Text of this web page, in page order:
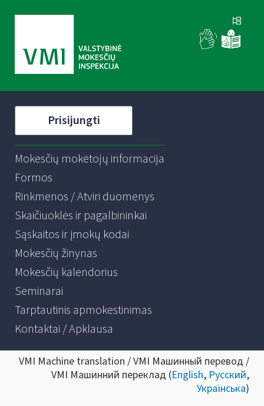
Prisijungti
Mokesčių mokėtojų informacija
Formos
Rinkmenos / Atviri duomenys
Skaičiuoklės ir pagalbininkai
Sąskaitos ir įmokų kodai
Mokesčių žinynas
Mokesčių kalendorius
Seminarai
Tarptautinis apmokestinimas
Kontaktai / Apklausa
VMI Machine translation / VMI Машинный перевод /
VMI Машинний переклад (English, Русский,
Українська)